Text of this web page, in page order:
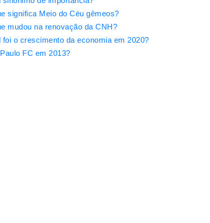
significa Meio do Céu gêmeos?
mudou na renovação da CNH?
foi o crescimento da economia em 2020?
FC em 2013?